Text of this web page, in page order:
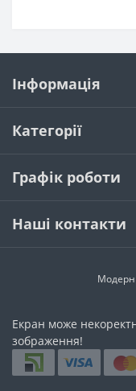
Інформація
Категорії
Графік роботи
Наші контакти
Модерн
Екран може
зображення!